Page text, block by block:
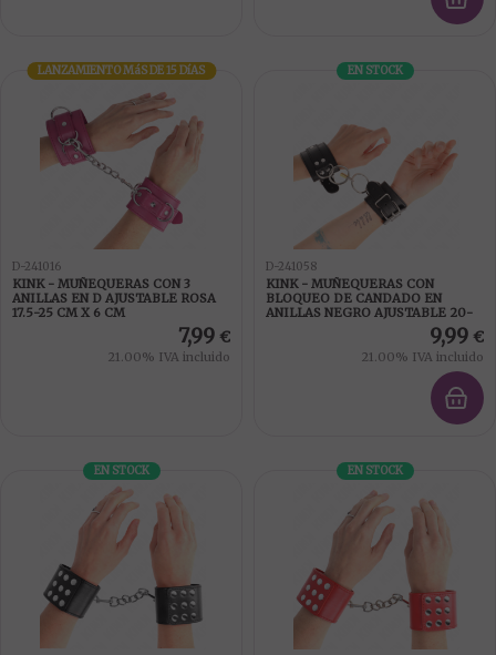
LANZAMIENTOMáS DE 15 DíAS
D-241016
KINK - MUÑEQUERAS CON 3
ANILLAS EN D AJUSTABLE ROSA
17.5-25 CM X 6 CM
7,99 €
21.00% IVA incluido
EN STOCK
D-241058
KINK - MUÑEQUERAS CON
BLOQUEO DE CANDADO EN
ANILLAS NEGRO AJUSTABLE 20-
9,99 €
21.00% IVA incluido
EN STOCK EN STOCK